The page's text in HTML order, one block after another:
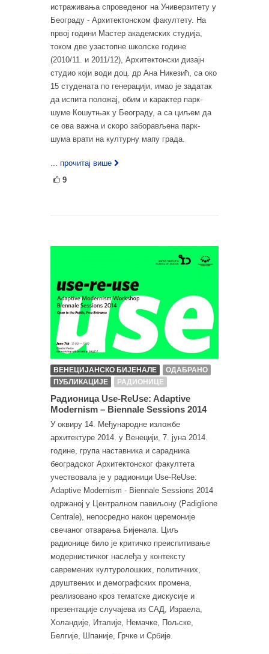
истраживања спроведеног на Универзитету у
Београду - Архитектонском факултету. На
првој години Мастер академских студија,
током две узастопне школске године
(2010/11. и 2011/12), Архитектонски дизајн
студио који води доц. др Ана Никезић, са око
15 студената по генерацији, имао је задатак
да испита положај, обим и карактер парк-
шуме Кошутњак у Београду, а са циљем да
се ова важна и скоро заборављена парк-
шума врати на културну мапу града.
... прочитај више
9
ВЕНЕЦИЈАНСКО БИЈЕНАЛЕ
ОДАБРАНО
ПУБЛИКАЦИЈЕ
РАДИОНИЦЕ
Радионица Use-ReUse: Adaptive
Modernism – Biennale Sessions 2014
У оквиру 14. Међународне изложбе
архитектуре 2014. у Венецији, 7. јуна 2014.
године, група наставника и сарадника
београдског Архитектонског факултета
учествовала је у радионици Use-ReUse:
Adaptive Modernism - Biennale Sessions 2014
одржаној у Централном павиљону (Padiglione
Centrale), непосредно након церемоније
свечаног отварања Бијенала. Циљ
радионице било је критичко преиспитивање
модернистичког наслеђа у контексту
савремених културолошких, политичких,
друштвених и демографских промена,
реализовано кроз тематске дискусије и
презентације случајева из САД, Израела,
Холандије, Италије, Немачке, Пољске,
Белгије, Шпаније, Грчке и Србије.